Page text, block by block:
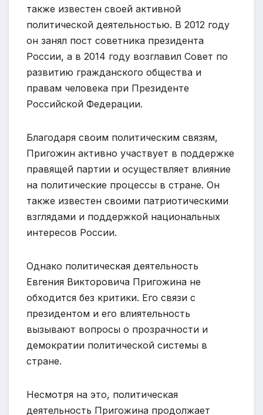
также известен своей активной
политической деятельностью. В 2012 году
он занял пост советника президента
России, а в 2014 году возглавил Совет по
развитию гражданского общества и
правам человека при Президенте
Российской Федерации.
Благодаря своим политическим связям,
Пригожин активно участвует в поддержке
правящей партии и осуществляет влияние
на политические процессы в стране. Он
также известен своими патриотическими
взглядами и поддержкой национальных
интересов России.
Однако политическая деятельность
Евгения Викторовича Пригожина не
обходится без критики. Его связи с
президентом и его влиятельность
вызывают вопросы о прозрачности и
демократии политической системы в
стране.
Несмотря на это, политическая
деятельность Пригожина продолжает